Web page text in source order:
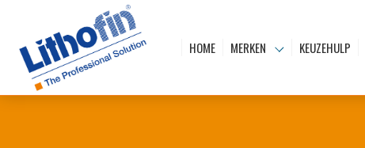
HOME MERKEN KEUZEHULP